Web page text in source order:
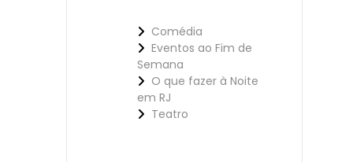
Comédia
Eventos ao Fim de
Semana
O que fazer à Noite
em RJ
Teatro